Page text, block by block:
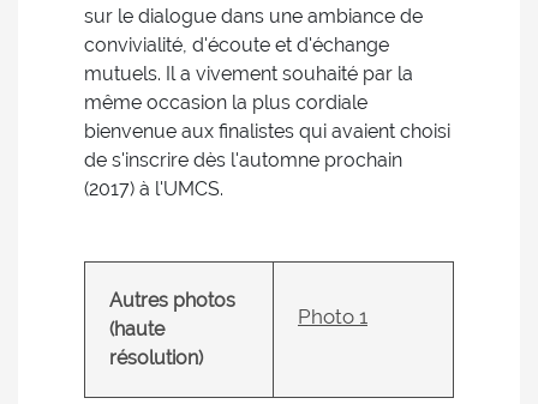
sur le dialogue dans une ambiance de
convivialité, d'écoute et d'échange
mutuels. Il a vivement souhaité par la
même occasion la plus cordiale
bienvenue aux finalistes qui avaient choisi
de s'inscrire dès l'automne prochain
(2017) à l'UMCS.
Autres photos
(haute
résolution)
Photo 1